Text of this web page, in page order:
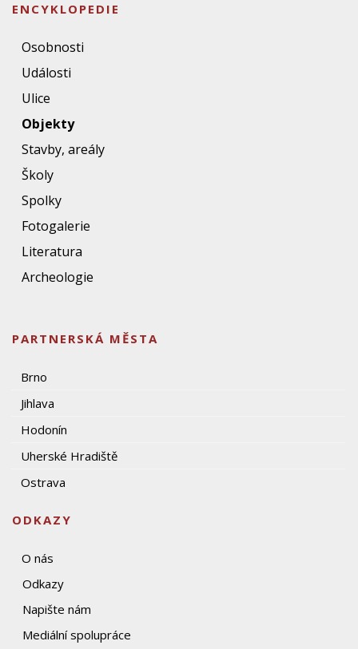
ENCYKLOPEDIE
Osobnosti
Události
Ulice
Objekty
Stavby, areály
Školy
Spolky
Fotogalerie
Literatura
Archeologie
PARTNERSKÁ MĚSTA
Brno
Jihlava
Hodonín
Uherské Hradiště
Ostrava
ODKAZY
O nás
Odkazy
Napište nám
Mediální spolupráce